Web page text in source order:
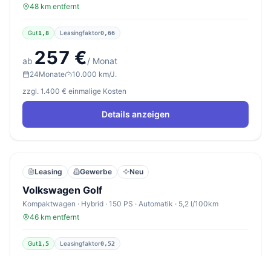
48 km entfernt
Gut1,8 Leasingfaktor0,66
ab 257 €/ Monat
24Monate
10.000 km/J.
zzgl. 1.400 € einmalige Kosten
Details anzeigen
Leasing Gewerbe Neu
Volkswagen Golf
Kompaktwagen · Hybrid · 150 PS · Automatik · 5,2 l/100km
46 km entfernt
Gut1,5 Leasingfaktor0,52